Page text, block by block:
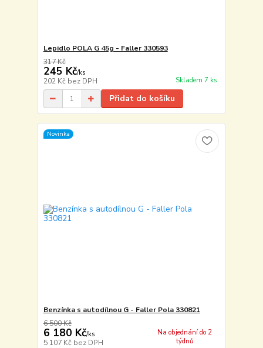
Lepidlo POLA G 45g - Faller 330593
317 Kč
245 Kč/ks
202 Kč bez DPH Skladem 7 ks
Přidat do košíku
Novinka
Benzínka s autodílnou G - Faller Pola 330821
6 500 Kč
6 180 Kč/ks
5 107 Kč bez DPH
Na objednání do 2
týdnů